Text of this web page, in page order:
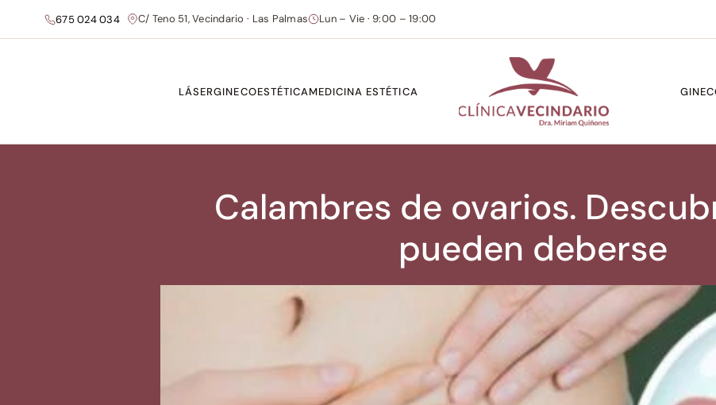
675 024 034 C/ Teno 51, Vecindario · Las Palmas Lun – Vie · 9:00 – 19:00
LÁSERGINECOESTÉTICAMEDICINA ESTÉTICA
Calambres de ovarios.
pueden deberse